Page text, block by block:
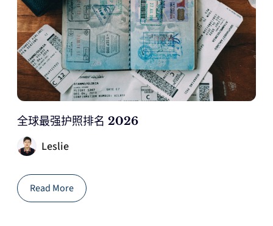
全球最强护照排名 2026
Leslie
Read More